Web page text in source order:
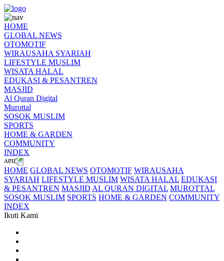
HOME
GLOBAL NEWS
OTOMOTIF
WIRAUSAHA SYARIAH
LIFESTYLE MUSLIM
WISATA HALAL
EDUKASI & PESANTREN
MASJID
Al Quran Digital
Murottal
SOSOK MUSLIM
SPORTS
HOME & GARDEN
COMMUNITY
INDEX
HOME GLOBAL NEWS OTOMOTIF WIRAUSAHA
SYARIAH LIFESTYLE MUSLIM WISATA HALAL EDUKASI
& PESANTREN MASJID AL QURAN DIGITAL MUROTTAL
SOSOK MUSLIM SPORTS HOME & GARDEN COMMUNITY
INDEX
Ikuti Kami